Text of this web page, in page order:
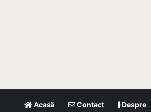
Acasă Contact Despre